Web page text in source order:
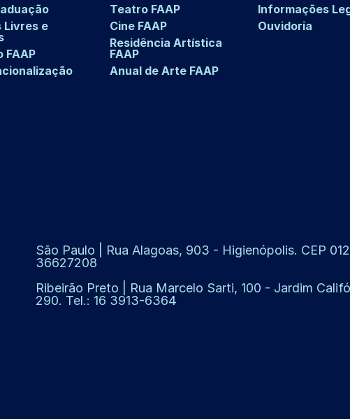
Livres e
FAAP
Teatro FAAP
Cine FAAP
Residência Artística
FAAP
Anual de Arte FAAP
Informações
Ouvidoria
São Paulo | Rua Alagoas, 903 - Higienópolis. CEP
36627208
Ribeirão Preto | Rua Marcelo Sarti, 100 - Jardim
290. Tel.: 16 3913-6364